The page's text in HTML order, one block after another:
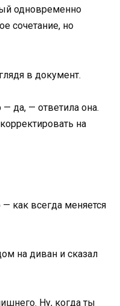
одновременно
сочетание, но
в документ.
— да, — ответила она.
на
как всегда меняется
на диван и сказал
Ну, когда ты